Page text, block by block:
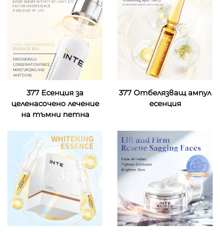
377 Есенция за
целенасочено лечение
на тъмни петна
377 Отбелязващ ампул
есенция